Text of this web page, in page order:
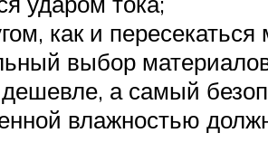
как и
выбор
а самый
влажностью